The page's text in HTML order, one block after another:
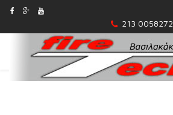
213 0058272